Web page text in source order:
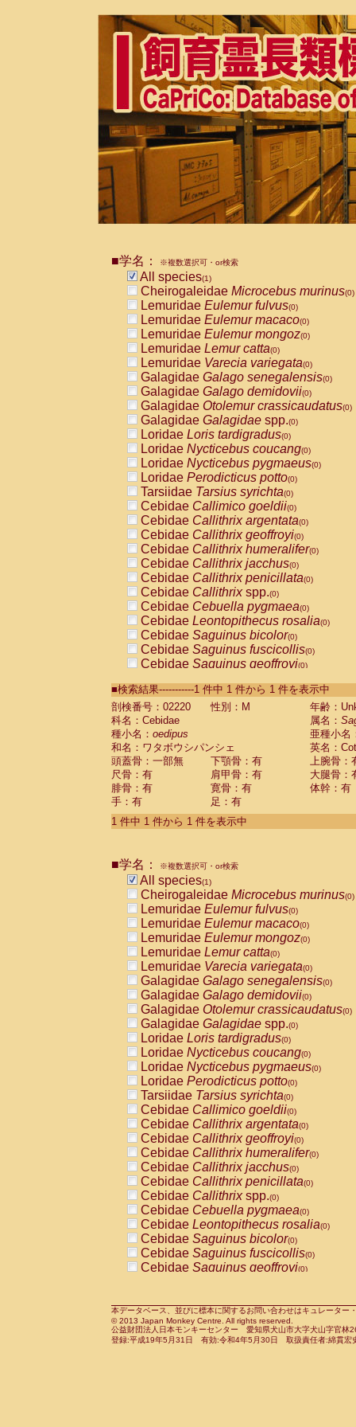
■学名： ※複数選択可・or検索
All species(1)
Cheirogaleidae Microcebus murinus(0)
Lemuridae Eulemur fulvus(0)
Lemuridae Eulemur macaco(0)
Lemuridae Eulemur mongoz(0)
Lemuridae Lemur catta(0)
Lemuridae Varecia variegata(0)
Galagidae Galago senegalensis(0)
Galagidae Galago demidovii(0)
Galagidae Otolemur crassicaudatus(0)
Galagidae Galagidae spp.(0)
Loridae Loris tardigradus(0)
Loridae Nycticebus coucang(0)
Loridae Nycticebus pygmaeus(0)
Loridae Perodicticus potto(0)
Tarsiidae Tarsius syrichta(0)
Cebidae Callimico goeldii(0)
Cebidae Callithrix argentata(0)
Cebidae Callithrix geoffroyi(0)
Cebidae Callithrix humeralifer(0)
Cebidae Callithrix jacchus(0)
Cebidae Callithrix penicillata(0)
Cebidae Callithrixspp.(0)
Cebidae Cebuella pygmaea(0)
Cebidae Leontopithecus rosalia(0)
Cebidae Saguinus bicolor(0)
Cebidae Saguinus fuscicollis(0)
Cebidae Saguinus geoffroyi(0)
CebidaeSaguinus labiatus(0)
Cebidae Saguinus leucopus (0)
Cebidae
Cebidae
CebidaeSaguinus nigricollis (0)
Cebidae Saguinus oedipus
Cebidae Saguinus weddelli
Cebidae Saguinusspp.
Cebidae Aotus trivirgatus
Cebidae Cebus albifrons
CebidaeCebus nigrivittatus
CebidaeCebus
CebidaeSaimiri boliviensis(0)
CebidaeSaimiri sciureus(0)
AtelidaeAlouatta caraya(0)
AtelidaeAlouatta fusca(0)
AtelidaeAlouatta seniculus
AtelidaeAlouattaspp.(0)
AtelidaeAteles belzebuth(0)
AtelidaeAteles geoffroyi(0)
AtelidaeAteles paniscus(0)
AtelidaeAtelesspp.(0)
Atelidae Lagothrix lagothricha
AtelidaeLagothrix lagothricha cana
PitheciidaeCacajao calvus
PitheciidaeCallicebus cupreus
PitheciidaeCallicebus donacophilus
PitheciidaeCallicebus moloch
PitheciidaeCallicebus torquatus
PitheciidaeCallicebusspp.(0)
PitheciidaeChiropotes satanas(0)
PitheciidaePithecia monachus
PitheciidaePithecia pithecia(0)
CercopithecidaeCercocebus agilis
CercopithecidaeCercocebus
CercopithecidaeCercocebus
CercopithecidaeCercocebus
CercopithecidaeCercocebus
CercopithecidaeCercocebushybrid
CercopithecidaePapio anubis(0)
CercopithecidaePapio cynocephalus
CercopithecidaePapio hamadryas(0)
■検索結果-----------1 件中 1 件から 1 件を表示中
剖検番号：02220
性別：M
年齢：
科名：Cebidae
属名：
種小名： oedipus
亜種小名
和名：ワタボウシパンシェ
英名：
頭蓋骨：一部無
下顎骨：有
上腕骨：
尺骨：有
肩甲骨：有
大腿骨：
腓骨：有
寛骨：有
体幹：有
手：有
足：有
1 件中 1 件から 1 件を表示中
■学名： ※複数選択可・or検索
All species(1)
Cheirogaleidae Microcebus murinus(0)
Lemuridae Eulemur fulvus(0)
Lemuridae Eulemur macaco(0)
Lemuridae Eulemur mongoz(0)
Lemuridae Lemur catta(0)
Lemuridae Varecia variegata(0)
Galagidae Galago senegalensis(0)
Galagidae Galago demidovii(0)
Galagidae Otolemur crassicaudatus(0)
Galagidae Galagidae spp.(0)
Loridae Loris tardigradus(0)
Loridae Nycticebus coucang(0)
Loridae Nycticebus pygmaeus(0)
Loridae Perodicticus potto(0)
Tarsiidae Tarsius syrichta(0)
Cebidae Callimico goeldii(0)
Cebidae Callithrix argentata(0)
Cebidae Callithrix geoffroyi(0)
Cebidae Callithrix humeralifer(0)
Cebidae Callithrix jacchus(0)
Cebidae Callithrix penicillata(0)
Cebidae Callithrixspp.(0)
Cebidae Cebuella pygmaea(0)
Cebidae Leontopithecus rosalia(0)
Cebidae Saguinus bicolor(0)
Cebidae Saguinus fuscicollis(0)
Cebidae Saguinus geoffroyi(0)
CebidaeSaguinus leucopus(0)
CebidaeSaguinus midas(0)
Cebidae Saguinus mystax(0)
本データベース、並びに標本に関するお問い合わせはキュレータ
© 2013 Japan Monkey Centre. All rights reserved.
公益財団法人日本モンキーセンター 愛知県犬山市大字犬山字官
登録:平成19年5月31日 有効:令和4年5月30日 取扱責任者:綿貫宏